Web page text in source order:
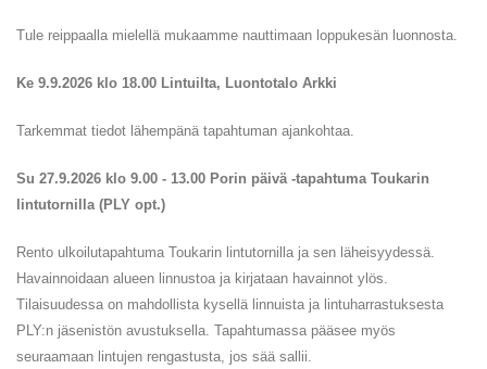
Tule reippaalla mielellä mukaamme nauttimaan loppukesän luonnosta.
Ke 9.9.2026 klo 18.00 Lintuilta, Luontotalo Arkki
Tarkemmat tiedot lähempänä tapahtuman ajankohtaa.
Su 27.9.2026 klo 9.00 - 13.00 Porin päivä -tapahtuma Toukarin
lintutornilla (PLY opt.)
Rento ulkoilutapahtuma Toukarin lintutornilla ja sen läheisyydessä.
Havainnoidaan alueen linnustoa ja kirjataan havainnot ylös.
Tilaisuudessa on mahdollista kysellä linnuista ja lintuharrastuksesta
PLY:n jäsenistön avustuksella. Tapahtumassa pääsee myös
seuraamaan lintujen rengastusta, jos sää sallii.